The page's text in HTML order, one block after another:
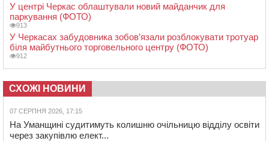
У центрі Черкас облаштували новий майданчик для
паркування (ФОТО)
913
У Черкасах забудовника зобов’язали розблокувати тротуар
біля майбутнього торговельного центру (ФОТО)
912
СХОЖІ НОВИНИ
07 СЕРПНЯ 2026, 17:15
На Уманщині судитимуть колишню очільницю відділу освіти
через закупівлю елект...